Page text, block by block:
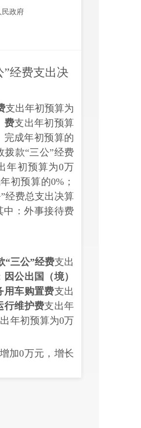
民政府
”经费支出决
支出年初预算为
费支出年初预算
完成年初预算的
拨款“三公”经费
年初预算为0万
初预算的0%；
经费总支出决算
中：外事接待费
“三公”经费支出
因公出国（境）
用车购置费支出
行维护费支出年
年初预算为0万
加0万元，增长